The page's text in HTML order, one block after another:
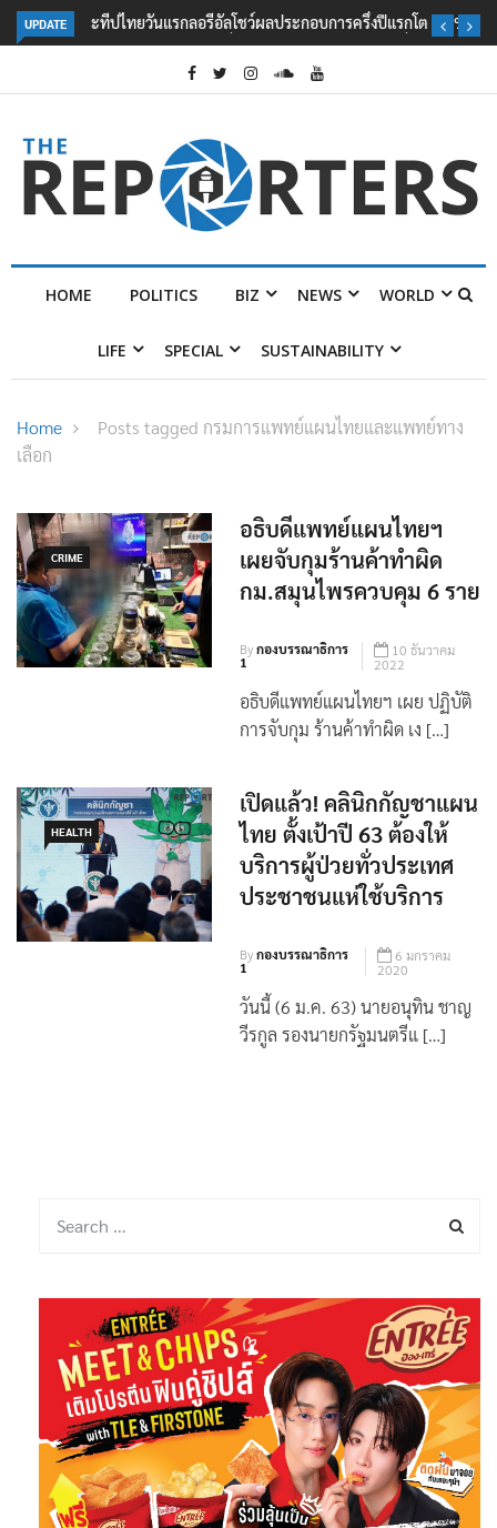
UPDATE
ลอรีอัลโชว์ผลประกอบการครึ่งปีแรกโต 6.5% กวาดรายได้ 2.3 หมื่นล้านยูโร
คว้าไลเซนส์ ‘กุชชี่’ 50 ปี พร้อมส่ง 4 แบรนด์ใหม่บุกตลาดไทย
POLITICS BIZ NEWS WORLD
CRIME
อธิบดีแพทย์แผนไทยฯ
เผยจับกุมร้านค้าทำผิด
กม.สมุนไพรควบคุม 6 ราย
Byกองบรรณาธิการ
1
10 ธันวาคม
2022
อธิบดีแพทย์แผนไทยฯ เผย ปฏิบัติ
HEALTH
เปิดแล้ว! คลินิกกัญชาแผน
ไทย ตั้งเป้าปี 63 ต้องให้
บริการผู้ป่วยทั่วประเทศ
ประชาชนแห่ใช้บริการ
Byกองบรรณาธิการ
1
6 มกราคม
2020
วันนี้ (6 ม.ค. 63) นายอนุทิน ชาญ